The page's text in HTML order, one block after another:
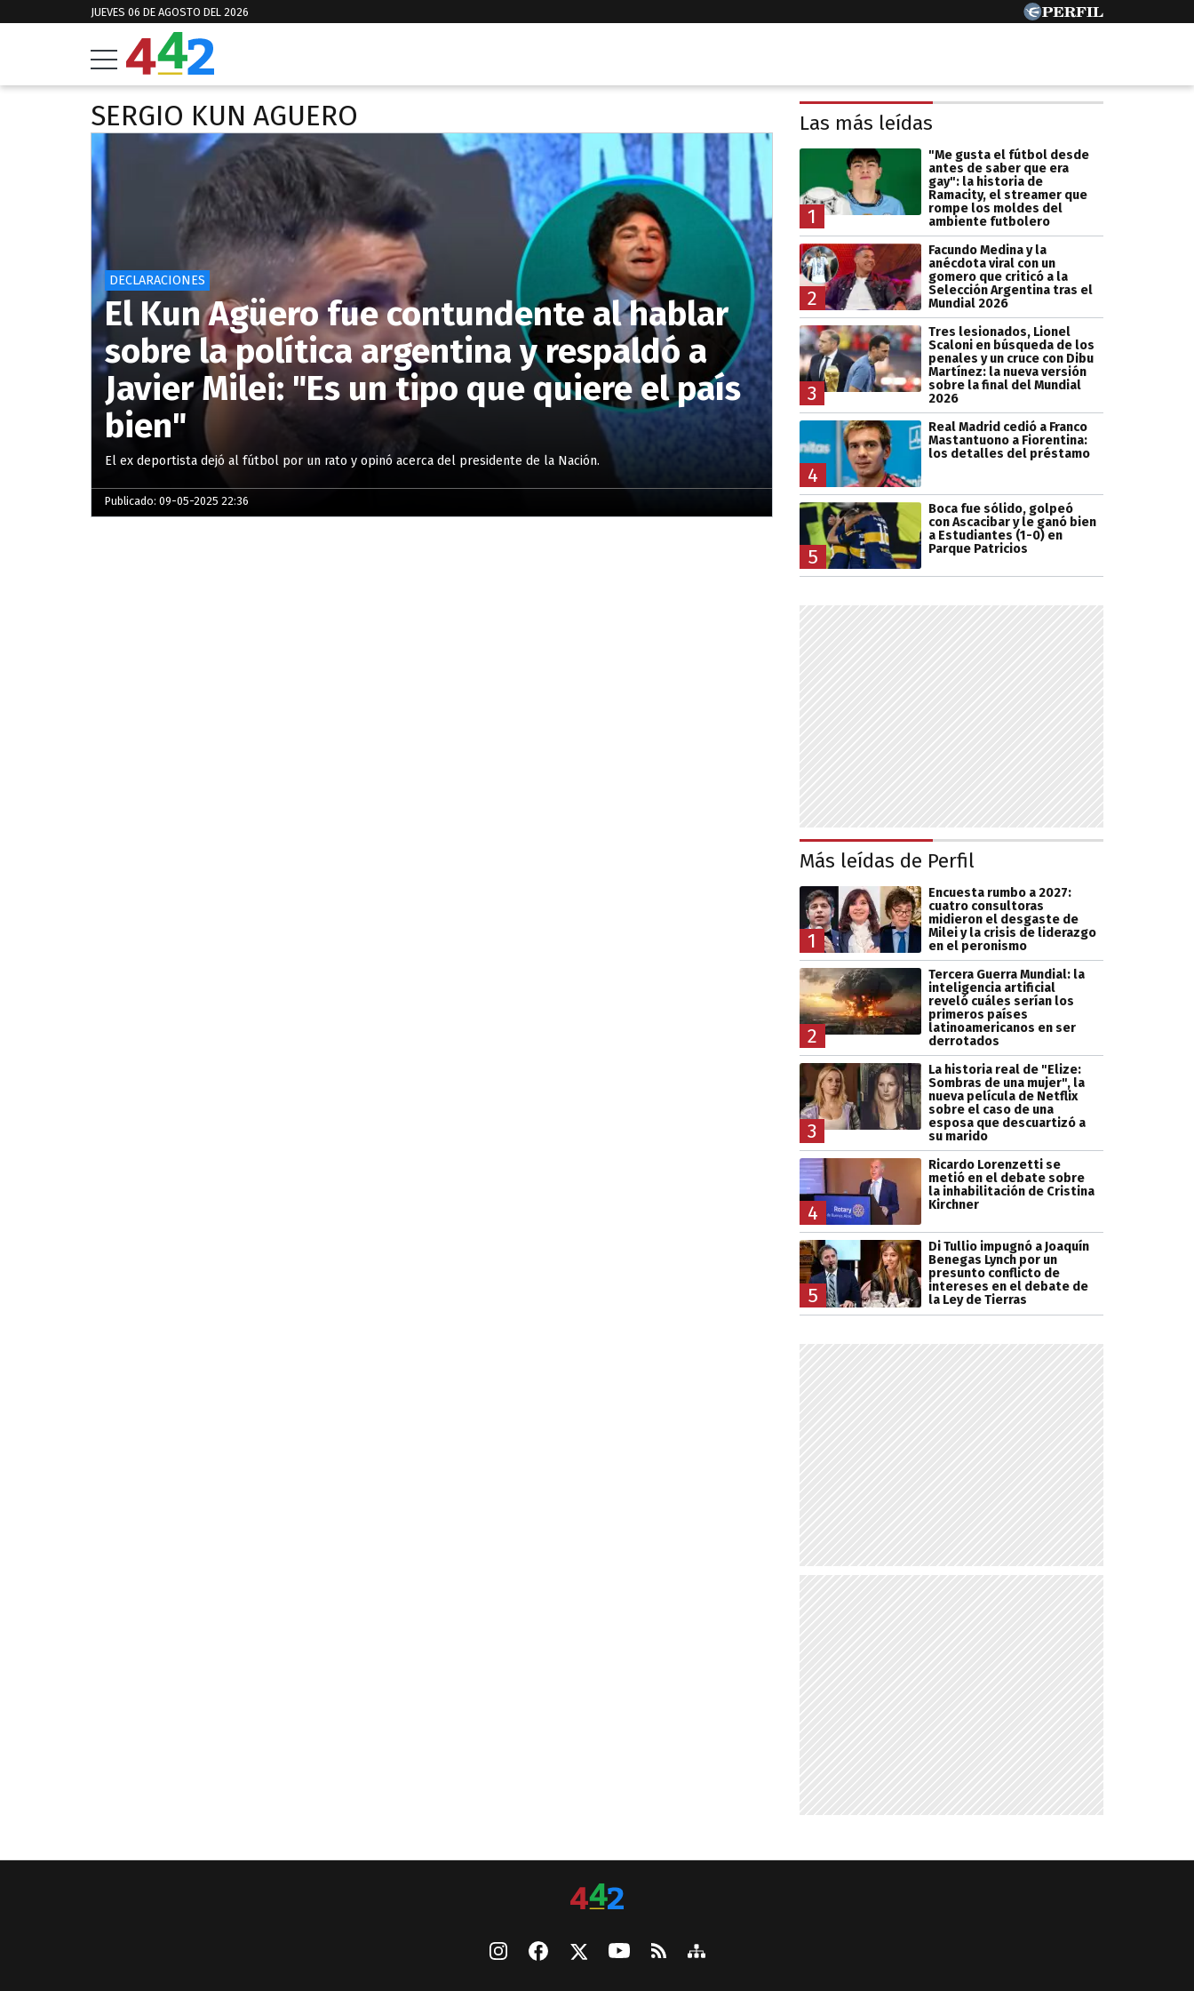
JUEVES 06 DE AGOSTO DEL 2026
SERGIO KUN AGUERO
DECLARACIONES
El Kun Agüero fue contundente al hablar
sobre la política argentina y respaldó a
Javier Milei: "Es un tipo que quiere el país
bien"
El ex deportista dejó al fútbol por un rato y opinó acerca del presidente de la Nación.
Publicado: 09-05-2025 22:36
Las más leídas
1
"Me gusta el fútbol desde
antes de saber que era
gay": la historia de
Ramacity, el streamer que
rompe los moldes del
ambiente futbolero
2
Facundo Medina y la
anécdota viral con un
gomero que criticó a la
Selección Argentina tras el
Mundial 2026
3
Tres lesionados, Lionel
Scaloni en búsqueda de los
penales y un cruce con Dibu
Martínez: la nueva versión
sobre la final del Mundial
2026
4
Real Madrid cedió a Franco
Mastantuono a Fiorentina:
los detalles del préstamo
5
Boca fue sólido, golpeó
con Ascacibar y le ganó bien
a Estudiantes (1-0) en
Parque Patricios
Más leídas de Perfil
1
Encuesta rumbo a 2027:
cuatro consultoras
midieron el desgaste de
Milei y la crisis de liderazgo
en el peronismo
2
Tercera Guerra Mundial: la
inteligencia artificial
reveló cuáles serían los
primeros países
latinoamericanos en ser
derrotados
3
La historia real de "Elize:
Sombras de una mujer", la
nueva película de Netflix
sobre el caso de una
esposa que descuartizó a
su marido
4
Ricardo Lorenzetti se
metió en el debate sobre
la inhabilitación de Cristina
Kirchner
5
Di Tullio impugnó a Joaquín
Benegas Lynch por un
presunto conflicto de
intereses en el debate de
la Ley de Tierras